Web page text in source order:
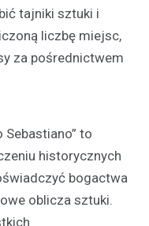
tajniki sztuki i
liczbę miejsc,
za pośrednictwem
Sebastiano” to
historycznych
bogactwa
oblicza sztuki.